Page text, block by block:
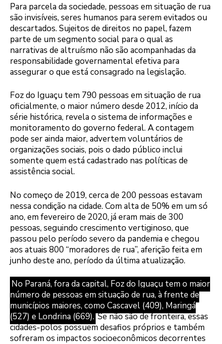
Para parcela da sociedade, pessoas em situação de rua
são invisíveis, seres humanos para serem evitados ou
descartados. Sujeitos de direitos no papel, fazem
parte de um segmento social para o qual as
narrativas de altruísmo não são acompanhadas da
responsabilidade governamental efetiva para
assegurar o que está consagrado na legislação.
Foz do Iguaçu tem 790 pessoas em situação de rua
oficialmente, o maior número desde 2012, início da
série histórica, revela o sistema de informações e
monitoramento do governo federal. A contagem
pode ser ainda maior, advertem voluntários de
organizações sociais, pois o dado público inclui
somente quem está cadastrado nas políticas de
assistência social.
No começo de 2019, cerca de 200 pessoas estavam
nessa condição na cidade. Com alta de 50% em um só
ano, em fevereiro de 2020, já eram mais de 300
pessoas, seguindo crescimento vertiginoso, que
passou pelo período severo da pandemia e chegou
aos atuais 800 “moradores de rua”, aferição feita em
junho deste ano, período da última atualização.
No Paraná, fora da capital, Foz do Iguaçu tem o maior
número de pessoas em situação de rua, à frente de
municípios maiores, como Cascavel (409), Maringá
(527) e Londrina (669).Se não são de fronteira, essas
cidades-polos possuem desafios próprios e também
sofreram os impactos socioeconômicos decorrentes